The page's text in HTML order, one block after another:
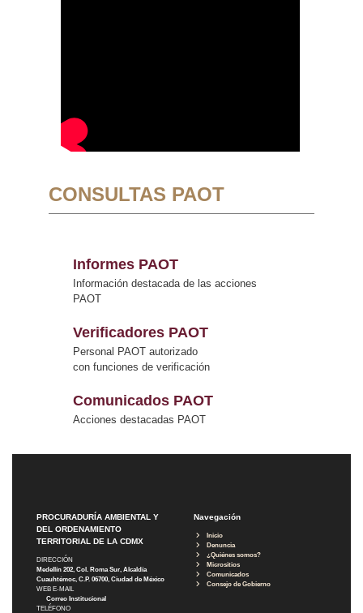
CONSULTAS PAOT
Informes PAOT
Información destacada de las acciones
PAOT
Verificadores PAOT
Personal PAOT autorizado
con funciones de verificación
Comunicados PAOT
Acciones destacadas PAOT
PROCURADURÍA AMBIENTAL Y
DEL ORDENAMIENTO
TERRITORIAL DE LA CDMX
DIRECCIÓN
Medellín 202, Col. Roma Sur, Alcaldía
Cuauhtémoc, C.P. 06700, Ciudad de México
WEB E-MAIL
Correo Institucional
TELÉFONO
Navegación
Inicio
Denuncia
¿Quiénes somos?
Micrositios
Comunicados
Consejo de Gobierno